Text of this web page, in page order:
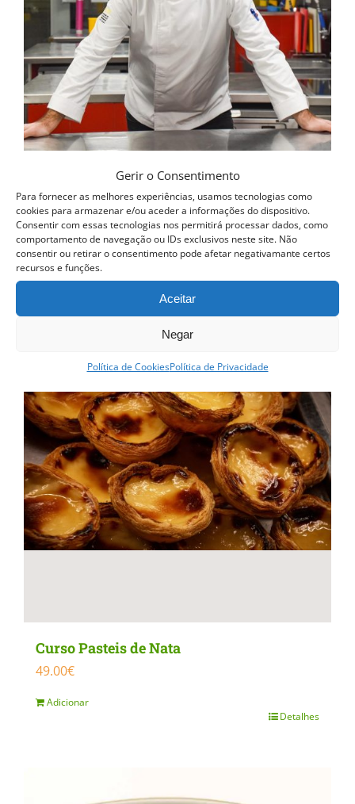
Gerir o Consentimento
Para fornecer as melhores experiências, usamos tecnologias como
cookies para armazenar e/ou aceder a informações do dispositivo.
Consentir com essas tecnologias nos permitirá processar dados, como
comportamento de navegação ou IDs exclusivos neste site. Não
consentir ou retirar o consentimento pode afetar negativamante certos
recursos e funções.
Aceitar
Negar
Política de CookiesPolítica de Privacidade
chosen
on
the
product
page
Curso Profissional de Cozinha
1,150.00€
Ver opções
This
has
The
options
may
be
chosen
on
the
Curso Pasteis de Nata
49.00€
Adicionar
Detalhes